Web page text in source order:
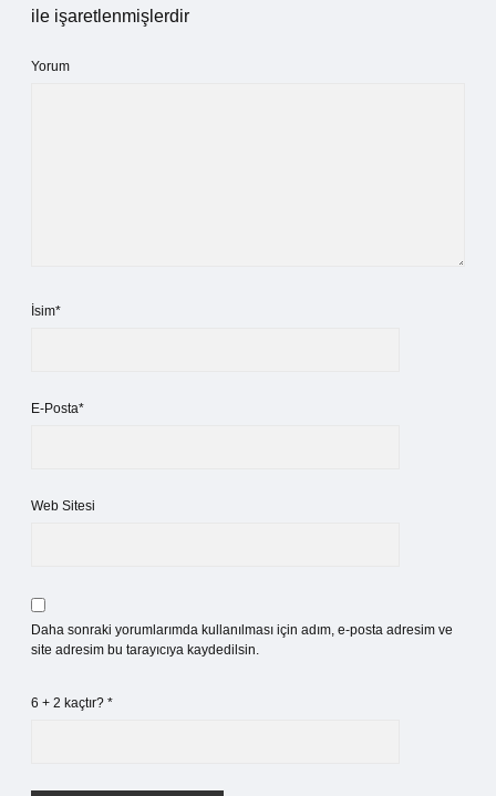
ile işaretlenmişlerdir
Yorum
İsim*
E-Posta*
Web Sitesi
Daha sonraki yorumlarımda kullanılması için adım, e-posta adresim ve
site adresim bu tarayıcıya kaydedilsin.
6 + 2 kaçtır? *